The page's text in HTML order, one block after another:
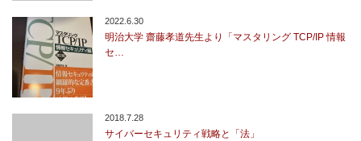
2022.6.30
明治大学 齋藤孝道先生より「マスタリング TCP/IP 情報
セ…
2018.7.28
サイバーセキュリティ戦略と「法」